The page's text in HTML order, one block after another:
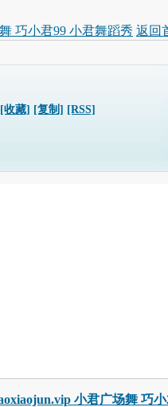
巧小君99 小君舞蹈秀 返回
[收藏] [复制] [RSS]
小君广场舞 巧